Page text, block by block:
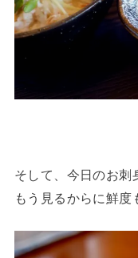
そして、今日のお刺
もう見るからに鮮度